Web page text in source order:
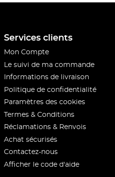
Services clients
Mon Compte
Le suivi de ma commande
Informations de livraison
Politique de confidentialité
Paramètres des cookies
Termes & Conditions
Réclamations & Renvois
Achat sécurisés
Contactez-nous
Afficher le code d'aide